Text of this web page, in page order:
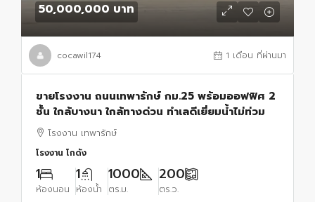
50,000,000 บาท
cocawil174 1 เดือน ที่ผ่านมา
ขายโรงงาน ถนนเทพารักษ์ กม.25 พร้อมออฟฟิศ 2
ชั้น ใกล้บางนา ใกล้ทางด่วน ทำเลดีเยี่ยมน้ำไม่ท่วม
โรงงาน เทพารักษ์
โรงงาน โกดัง
1
ห้องนอน
1
ห้องน้ำ
1000
ตร.ม.
200
ตร.ว.